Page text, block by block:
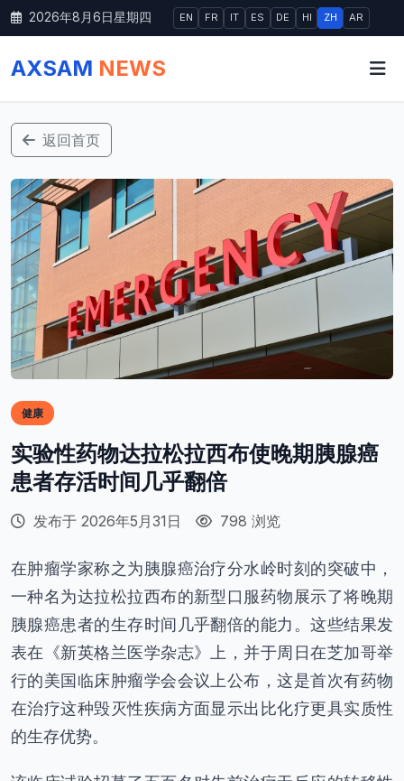
2026年8月6日星期四 EN FR IT ES DE HI ZH AR
AXSAM NEWS
返回首页
健康
实验性药物达拉松拉西布使晚期胰腺癌
患者存活时间几乎翻倍
发布于 2026年5月31日 798 浏览
在肿瘤学家称之为胰腺癌治疗分水岭时刻的突破中，
一种名为达拉松拉西布的新型口服药物展示了将晚期
胰腺癌患者的生存时间几乎翻倍的能力。这些结果发
表在《新英格兰医学杂志》上，并于周日在芝加哥举
行的美国临床肿瘤学会会议上公布，这是首次有药物
在治疗这种毁灭性疾病方面显示出比化疗更具实质性
的生存优势。